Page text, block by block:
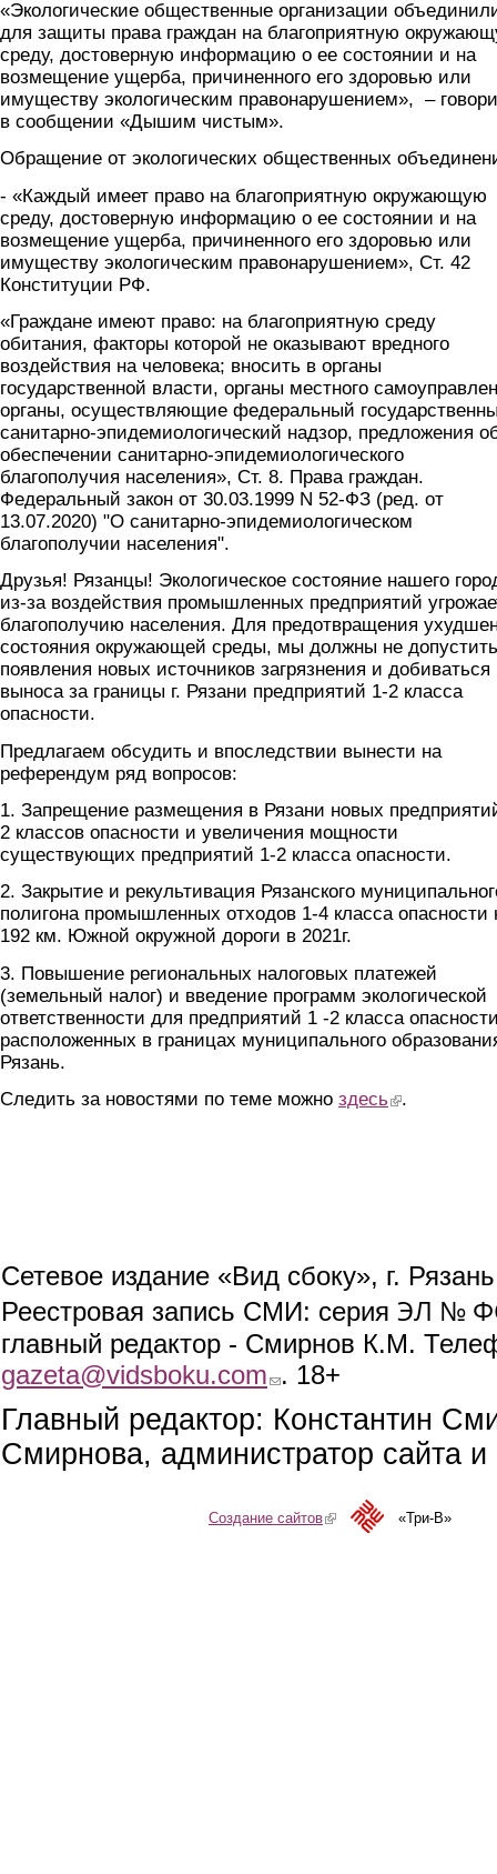
«Экологические общественные организации
для защиты права граждан на благоприятную
среду, достоверную информацию о ее состоянии и на
возмещение ущерба, причиненного его здоровью или
имуществу экологическим правонарушением», –
в сообщении «Дышим чистым».
Обращение от экологических общественных
- «Каждый имеет право на благоприятную окружающую
среду, достоверную информацию о ее состоянии и на
возмещение ущерба, причиненного его здоровью или
имуществу экологическим правонарушением», Ст. 42
Конституции РФ.
«Граждане имеют право: на благоприятную среду
обитания, факторы которой не оказывают вредного
воздействия на человека; вносить в органы
государственной власти, органы местного
органы, осуществляющие федеральный
санитарно-эпидемиологический надзор, предложения
обеспечении санитарно-эпидемиологического
благополучия населения», Ст. 8. Права граждан.
Федеральный закон от 30.03.1999 N 52-ФЗ (ред. от
13.07.2020) "О санитарно-эпидемиологическом
благополучии населения".
Друзья! Рязанцы! Экологическое состояние нашего
из-за воздействия промышленных предприятий
благополучию населения. Для предотвращения
состояния окружающей среды, мы должны не допустить
появления новых источников загрязнения и добиваться
выноса за границы г. Рязани предприятий 1-2 класса
опасности.
Предлагаем обсудить и впоследствии вынести на
референдум ряд вопросов:
1. Запрещение размещения в Рязани новых
2 классов опасности и увеличения мощности
существующих предприятий 1-2 класса опасности.
2. Закрытие и рекультивация Рязанского
полигона промышленных отходов 1-4 класса опасности
192 км. Южной окружной дороги в 2021г.
3. Повышение региональных налоговых платежей
(земельный налог) и введение программ экологической
ответственности для предприятий 1 -2 класса
расположенных в границах муниципального
Рязань.
Следить за новостями по теме можно здесь (link is external)
.
Сетевое издание «Вид сбоку», г.
Реестровая запись СМИ: серия ЭЛ №
главный редактор - Смирнов К.М.
gazeta@vidsboku.com (link sends e-mail)
. 18+
Главный редактор: Константин
Смирнова, администратор сайта
Создание сайтов(link is external)«Три-В»